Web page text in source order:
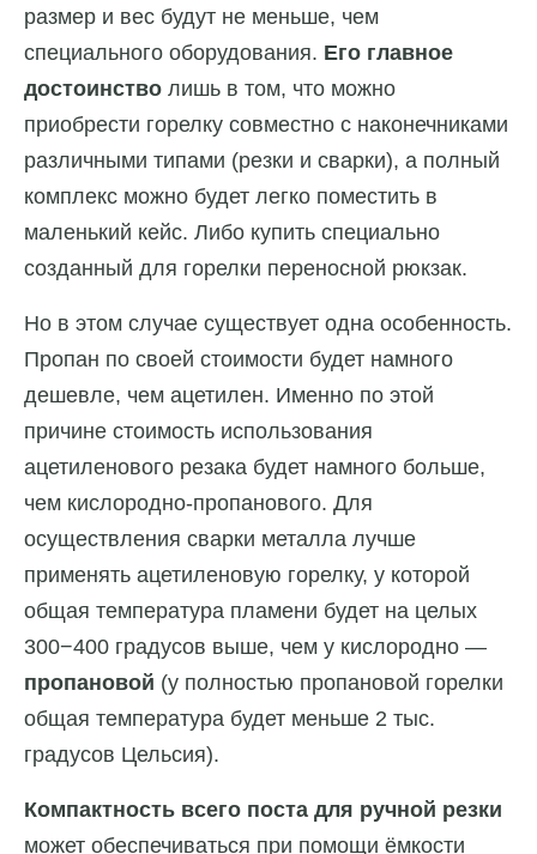
размер и вес будут не меньше, чем
специального оборудования. Его главное
достоинство лишь в том, что можно
приобрести горелку совместно с наконечниками
различными типами (резки и сварки), а полный
комплекс можно будет легко поместить в
маленький кейс. Либо купить специально
созданный для горелки переносной рюкзак.
Но в этом случае существует одна особенность.
Пропан по своей стоимости будет намного
дешевле, чем ацетилен. Именно по этой
причине стоимость использования
ацетиленового резака будет намного больше,
чем кислородно-пропанового. Для
осуществления сварки металла лучше
применять ацетиленовую горелку, у которой
общая температура пламени будет на целых
300−400 градусов выше, чем у кислородно —
пропановой (у полностью пропановой горелки
общая температура будет меньше 2 тыс.
градусов Цельсия).
Компактность всего поста для ручной резки
может обеспечиваться при помощи ёмкости